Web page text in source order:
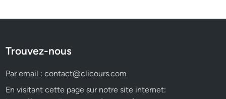
Trouvez-nous
Par email :contact@clicours.com
En visitant cette page sur notre site internet: